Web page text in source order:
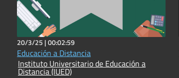
20/3/25 |00:02:59
Educación a Distancia
Instituto Universitario de Educación a
Distancia (IUED)